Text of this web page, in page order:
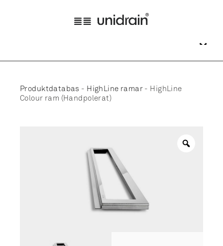
Produktdatabas - HighLine ramar - HighLine
Colour ram (Handpolerat)